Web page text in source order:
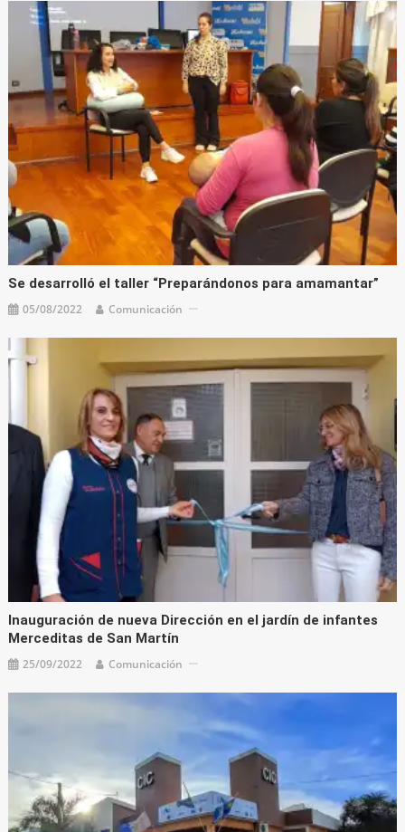
Se desarrolló el taller “Preparándonos para amamantar”
05/08/2022 Comunicación
Inauguración de nueva Dirección en el jardín de infantes
Merceditas de San Martín
25/09/2022 Comunicación